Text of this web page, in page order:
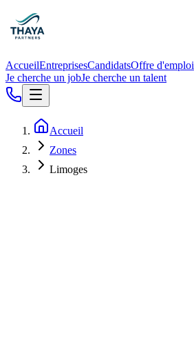
AccueilEntreprisesCandidatsOffre d'emploi
Je cherche un jobJe cherche un talent
Accueil
Zones
Limoges